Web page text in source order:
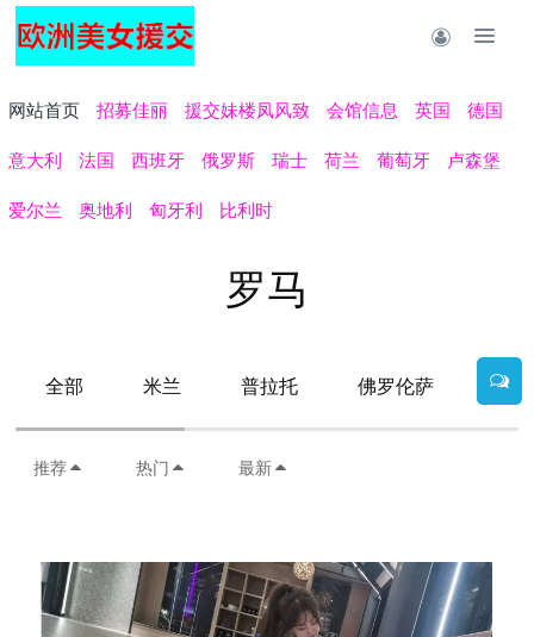
网站首页 招募佳丽 援交妹楼凤风致 会馆信息 英国 德国
意大利 法国 西班牙 俄罗斯 瑞士 荷兰 葡萄牙 卢森堡
爱尔兰 奥地利 匈牙利 比利时
罗马
全部 米兰 普拉托 佛罗伦萨 罗马
推荐 热门 最新